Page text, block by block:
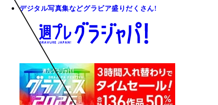
デジタル写真集などグラビア盛りだくさん!